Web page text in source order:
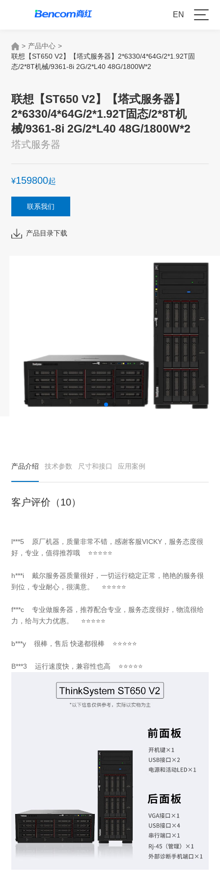
EN
> 产品中心 >
联想【ST650 V2】【塔式服务器】2*6330/4*64G/2*1.92T固
态/2*8T机械/9361-8i 2G/2*L40 48G/1800W*2
联想【ST650 V2】【塔式服务器】
2*6330/4*64G/2*1.92T固态/2*8T机
械/9361-8i 2G/2*L40 48G/1800W*2
塔式服务器
¥159800起
联系我们
产品目录下载
产品介绍 技术参数 尺寸和接口 应用案例
客户评价（10）
l***5 原厂机器，质量非常不错，感谢客服VICKY，服务态度很
好，专业，值得推荐哦 ⭐⭐⭐⭐⭐
h***i 戴尔服务器质量很好，一切运行稳定正常，艳艳的服务很
到位，专业耐心，很满意。 ⭐⭐⭐⭐⭐
f***c 专业做服务器，推荐配合专业，服务态度很好，物流很给
力，给与大力优惠。 ⭐⭐⭐⭐⭐
b***y 很棒，售后 快递都很棒 ⭐⭐⭐⭐⭐
B***3 运行速度快，兼容性也高 ⭐⭐⭐⭐⭐